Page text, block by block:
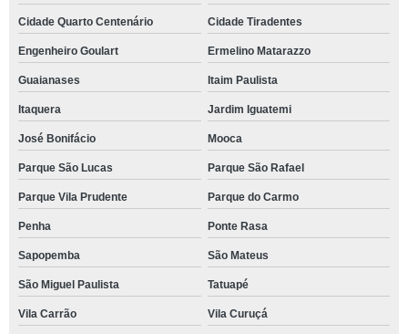
Cidade Quarto Centenário Cidade Tiradentes
Engenheiro Goulart Ermelino Matarazzo
Guaianases Itaim Paulista
Itaquera Jardim Iguatemi
José Bonifácio Mooca
Parque São Lucas Parque São Rafael
Parque Vila Prudente Parque do Carmo
Penha Ponte Rasa
Sapopemba São Mateus
São Miguel Paulista Tatuapé
Vila Carrão Vila Curuçá